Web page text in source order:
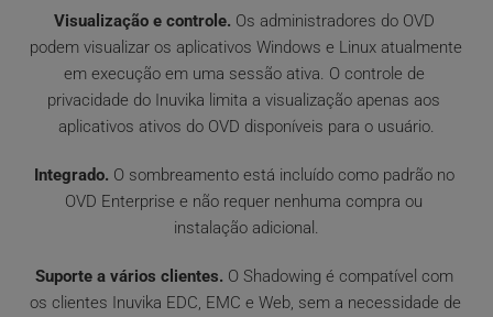
Visualização e controle. Os administradores do OVD
podem visualizar os aplicativos Windows e Linux atualmente
em execução em uma sessão ativa. O controle de
privacidade do Inuvika limita a visualização apenas aos
aplicativos ativos do OVD disponíveis para o usuário.
Integrado. O sombreamento está incluído como padrão no
OVD Enterprise e não requer nenhuma compra ou
instalação adicional.
Suporte a vários clientes. O Shadowing é compatível com
os clientes Inuvika EDC, EMC e Web, sem a necessidade de